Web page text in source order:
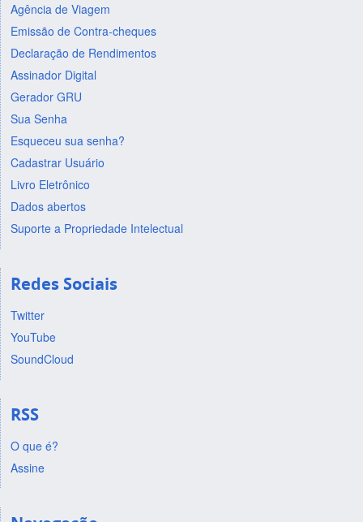
Agência de Viagem
Emissão de Contra-cheques
Declaração de Rendimentos
Assinador Digital
Gerador GRU
Sua Senha
Esqueceu sua senha?
Cadastrar Usuário
Livro Eletrônico
Dados abertos
Suporte a Propriedade Intelectual
Redes Sociais
Twitter
YouTube
SoundCloud
RSS
O que é?
Assine